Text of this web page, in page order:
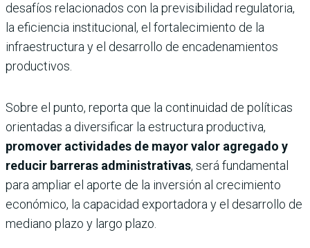
desafíos relacionados con la previsibilidad regulatoria,
la eficiencia institucional, el fortalecimiento de la
infraestructura y el desarrollo de encadenamientos
productivos.
Sobre el punto, reporta que la continuidad de políticas
orientadas a diversificar la estructura productiva,
promover actividades de mayor valor agregado y
reducir barreras administrativas, será fundamental
para ampliar el aporte de la inversión al crecimiento
económico, la capacidad exportadora y el desarrollo de
mediano plazo y largo plazo.